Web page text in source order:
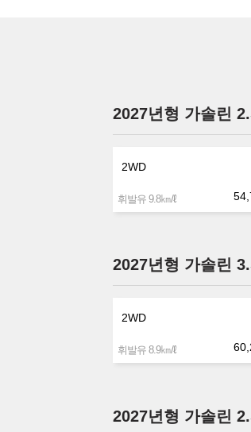
2027년형 가솔린
2WD
휘발유 9.8㎞/ℓ
2027년형 가솔린
2WD
휘발유 8.9㎞/ℓ
2027년형 가솔린